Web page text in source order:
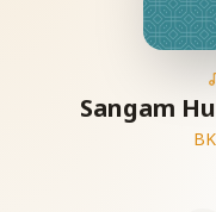
Sangam